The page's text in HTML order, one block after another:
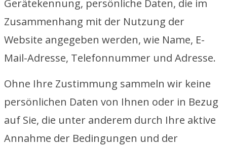
Gerätekennung, persönliche Daten, die im
Zusammenhang mit der Nutzung der
Website angegeben werden, wie Name, E-
Mail-Adresse, Telefonnummer und Adresse.
Ohne Ihre Zustimmung sammeln wir keine
persönlichen Daten von Ihnen oder in Bezug
auf Sie, die unter anderem durch Ihre aktive
Annahme der Bedingungen und der